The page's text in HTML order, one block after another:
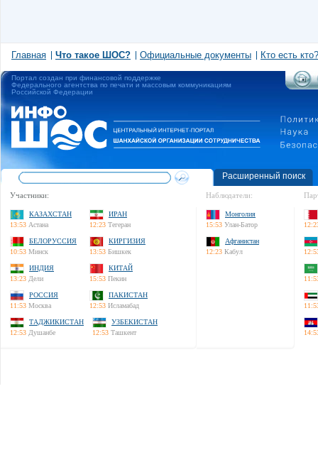
Главная Что такое ШОС? Официальные документы Кто есть кто?
Портал создан при финансовой поддержке
Федерального агентства по печати и массовым коммуникациям
Российской Федерации
Расширенный поиск
Участники:
КАЗАХСТАН
13:53 Астана
ИРАН
12:23 Тегеран
БЕЛОРУССИЯ
10:53 Минск
КИРГИЗИЯ
13:53 Бишкек
ИНДИЯ
13:23 Дели
КИТАЙ
15:53 Пекин
РОССИЯ
11:53 Москва
ПАКИСТАН
12:53 Исламабад
ТАДЖИКИСТАН
12:53 Душанбе
УЗБЕКИСТАН
12:53 Ташкент
Наблюдатели:
Монголия
15:53 Улан-Батор
Афганистан
12:23 Кабул